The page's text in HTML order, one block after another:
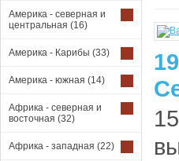
Америка - северная и
центральная (16)
Америка - Карибы (33)
Америка - южная (14)
Африка - северная и
восточная (32)
Африка - западная (22)